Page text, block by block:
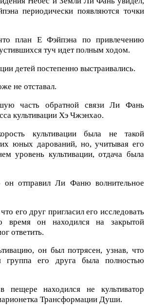
периодически появляются точки
план Е Фэйпэна по привлечению
туч идет полным ходом.
детей постепенно выстраивались.
не отставал.
часть обратной связи Ли Фань
культивации Хэ Чжэнхао.
культивации была не такой
юных дарований, но, учитывая его
уровень культивации, отдача была
он отправил Ли Фаню волнительное
его друг пригласил его исследовать
он находился на закрытой
ответить.
он был потрясен, узнав, что
группа его друга была полностью
пещере находился не культиватор
Трансформации Души.